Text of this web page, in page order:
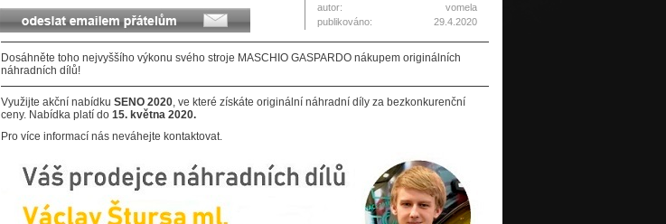
autor:
vomela
publikováno:
29.4.2020
Dosáhněte toho nejvyššího výkonu svého stroje MASCHIO GASPARDO nákupem originálních
náhradních dílů!
Využijte akční nabídku SENO 2020, ve které získáte originální náhradní díly za bezkonkurenční
ceny. Nabídka platí do 15. května 2020.
Pro více informací nás neváhejte kontaktovat.